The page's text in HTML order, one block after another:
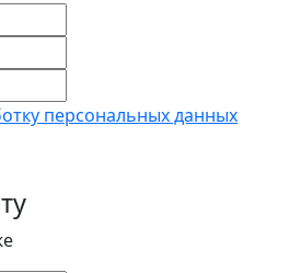
персональных данных